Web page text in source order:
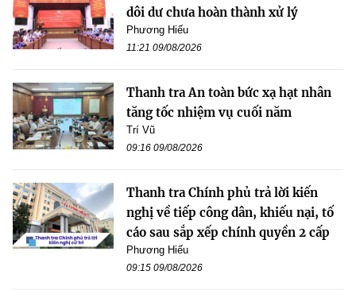
dôi dư chưa hoàn thành xử lý
Phương Hiếu
11:21 09/08/2026
Thanh tra An toàn bức xạ hạt nhân
tăng tốc nhiệm vụ cuối năm
Trí Vũ
09:16 09/08/2026
Thanh tra Chính phủ trả lời kiến
nghị về tiếp công dân, khiếu nại, tố
cáo sau sắp xếp chính quyền 2 cấp
Phương Hiếu
09:15 09/08/2026